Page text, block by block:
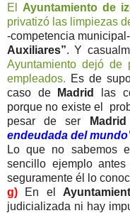
El Ayuntamiento de
privatizó las limpiezas
-competencia
Auxiliares”. Y
Ayuntamiento dejó
empleados. Es de
caso deMadrid
las
porque no existe el
pesar de ser
Madrid
endeudada del
Lo que no sabemos
sencillo ejemplo
seguramente él lo
g) En el
judicializada ni hay